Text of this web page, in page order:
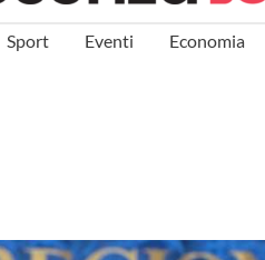
Sport Eventi Economia